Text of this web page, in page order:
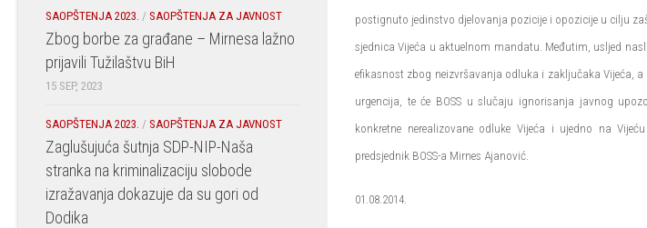
postignuto jedinstvo djelovanja pozicije i opozicije u cilju
sjednica Vijeća u aktuelnom mandatu. Međutim, usljed
efikasnost zbog neizvršavanja odluka i zaključaka Vijeća,
urgencija, te će BOSS u slučaju ignorisanja javnog
konkretne nerealizovane odluke Vijeća i ujedno na
predsjednik BOSS-a Mirnes Ajanović.
01.08.2014.
SAOPŠTENJA 2023. / SAOPŠTENJA ZA JAVNOST
Zbog borbe za građane – Mirnesa lažno
prijavili Tužilaštvu BiH
15 SEP, 2023
SAOPŠTENJA 2023. / SAOPŠTENJA ZA JAVNOST
Zaglušujuća šutnja SDP-NIP-Naša
stranka na kriminalizaciju slobode
izražavanja dokazuje da su gori od
Dodika